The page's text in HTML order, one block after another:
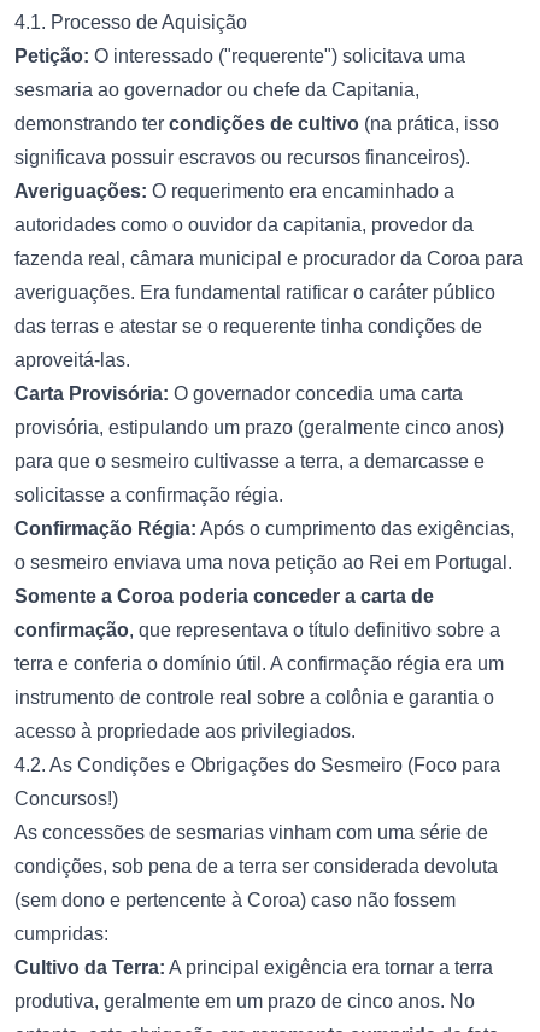
4.1. Processo de Aquisição
Petição: O interessado ("requerente") solicitava uma
sesmaria ao governador ou chefe da Capitania,
demonstrando ter condições de cultivo (na prática, isso
significava possuir escravos ou recursos financeiros).
Averiguações: O requerimento era encaminhado a
autoridades como o ouvidor da capitania, provedor da
fazenda real, câmara municipal e procurador da Coroa para
averiguações. Era fundamental ratificar o caráter público
das terras e atestar se o requerente tinha condições de
aproveitá-las.
Carta Provisória: O governador concedia uma carta
provisória, estipulando um prazo (geralmente cinco anos)
para que o sesmeiro cultivasse a terra, a demarcasse e
solicitasse a confirmação régia.
Confirmação Régia: Após o cumprimento das exigências,
o sesmeiro enviava uma nova petição ao Rei em Portugal.
Somente a Coroa poderia conceder a carta de
confirmação, que representava o título definitivo sobre a
terra e conferia o domínio útil. A confirmação régia era um
instrumento de controle real sobre a colônia e garantia o
acesso à propriedade aos privilegiados.
4.2. As Condições e Obrigações do Sesmeiro (Foco para
Concursos!)
As concessões de sesmarias vinham com uma série de
condições, sob pena de a terra ser considerada devoluta
(sem dono e pertencente à Coroa) caso não fossem
cumpridas:
Cultivo da Terra: A principal exigência era tornar a terra
produtiva, geralmente em um prazo de cinco anos. No